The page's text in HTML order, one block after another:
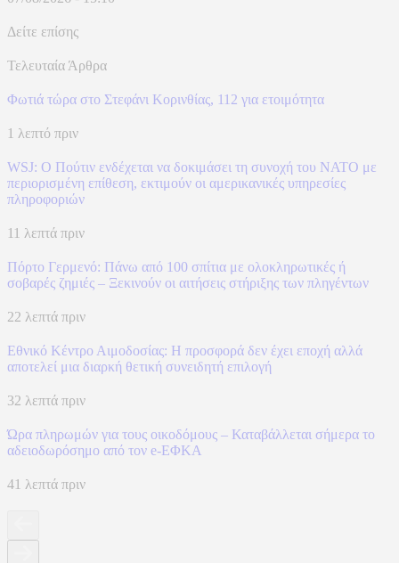
Δείτε επίσης
Τελευταία Άρθρα
Φωτιά τώρα στο Στεφάνι Κορινθίας, 112 για ετοιμότητα
1 λεπτό πριν
WSJ: Ο Πούτιν ενδέχεται να δοκιμάσει τη συνοχή του ΝΑΤΟ με
περιορισμένη επίθεση, εκτιμούν οι αμερικανικές υπηρεσίες
πληροφοριών
11 λεπτά πριν
Πόρτο Γερμενό: Πάνω από 100 σπίτια με ολοκληρωτικές ή
σοβαρές ζημιές – Ξεκινούν οι αιτήσεις στήριξης των πληγέντων
22 λεπτά πριν
Εθνικό Κέντρο Αιμοδοσίας: H προσφορά δεν έχει εποχή αλλά
αποτελεί μια διαρκή θετική συνειδητή επιλογή
32 λεπτά πριν
Ώρα πληρωμών για τους οικοδόμους – Καταβάλλεται σήμερα το
αδειοδωρόσημο από τον e-ΕΦΚΑ
41 λεπτά πριν